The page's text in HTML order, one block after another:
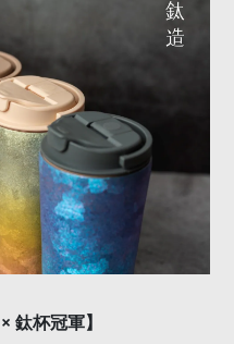
鈦杯冠軍】